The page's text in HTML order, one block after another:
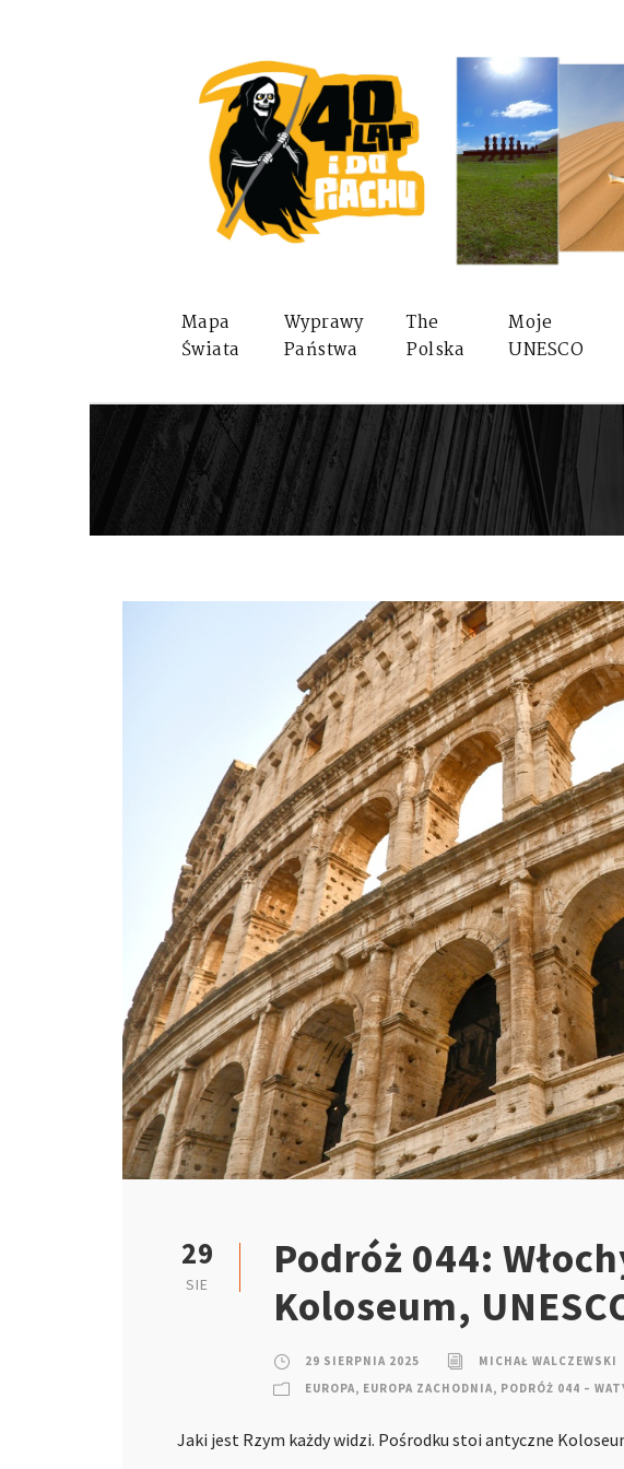
Mapa
Świata
Wyprawy
Państwa
The
Polska
Moje
UNESCO
29
SIE
Podróż 044:
Koloseum,
29 SIERPNIA 2025
MICHAŁ WALCZEWSKI
EUROPA, EUROPA ZACHODNIA, PODRÓŻ 044 –
Jaki jest Rzym każdy widzi. Pośrodku stoi antyczne